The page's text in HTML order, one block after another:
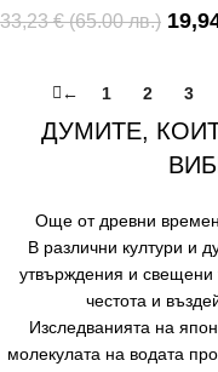
33,23€ (65.00 лв.)
← 1 2 3
ДУМИТЕ,
Още от древни
В различни култури и
утвърждения и свещени
честота и
Изследванията на
молекулата на водата